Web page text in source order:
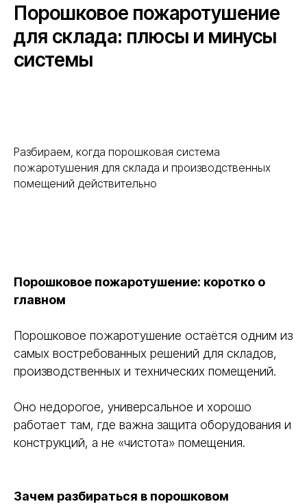
Порошковое пожаротушение
для склада: плюсы и минусы
системы
Разбираем, когда порошковая система
пожаротушения для склада и производственных
помещений действительно
Порошковое пожаротушение: коротко о
главном
Порошковое пожаротушение остаётся одним из
самых востребованных решений для складов,
производственных и технических помещений.
Оно недорогое, универсальное и хорошо
работает там, где важна защита оборудования и
конструкций, а не «чистота» помещения.
Зачем разбираться в порошковом